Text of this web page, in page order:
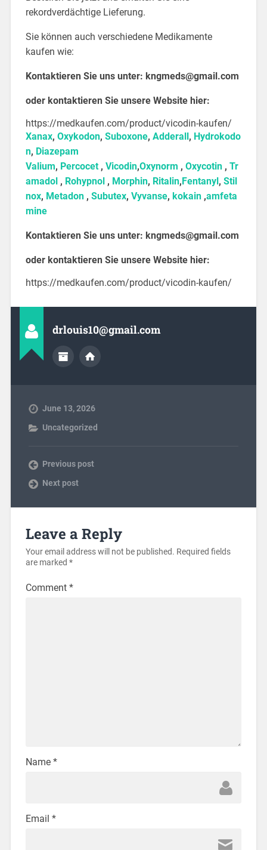
rekordverdächtige Lieferung.
Sie können auch verschiedene Medikamente
kaufen wie:
Kontaktieren Sie uns unter: kngmeds@gmail.com
oder kontaktieren Sie unsere Website hier:
https://medkaufen.com/product/vicodin-kaufen/
Xanax, Oxykodon, Suboxone, Adderall, Hydrokodo
n, Diazepam
Valium, Percocet, Vicodin,Oxynorm , Oxycotin, Tr
amadol, Rohypnol, Morphin, Ritalin,Fentanyl, Stil
nox, Metadon, Subutex, Vyvanse, kokain,amfeta
mine
Kontaktieren Sie uns unter: kngmeds@gmail.com
oder kontaktieren Sie unsere Website hier:
https://medkaufen.com/product/vicodin-kaufen/
drlouis10@gmail.com
June 13, 2026
Uncategorized
Previous post
Next post
Leave a Reply
Your email address will not be published. Required fields
are marked *
Comment *
Name *
Email *